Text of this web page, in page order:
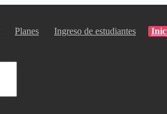
Planes Ingreso de estudiantes